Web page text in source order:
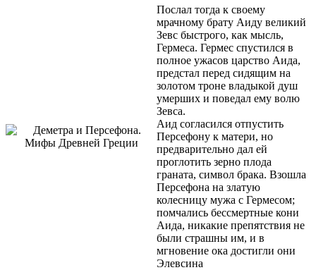
Послал тогда к своему
мрачному брату Аиду великий
Зевс быстрого, как мысль,
Гермеса. Гермес спустился в
полное ужасов царство Аида,
предстал перед сидящим на
золотом троне владыкой душ
умерших и поведал ему волю
Зевса.
Аид согласился отпустить
Персефону к матери, но
предварительно дал ей
проглотить зерно плода
граната, символ брака. Взошла
Персефона на златую
колесницу мужа с Гермесом;
помчались бессмертные кони
Аида, никакие препятствия не
были страшны им, и в
мгновение ока достигли они
Элевсина